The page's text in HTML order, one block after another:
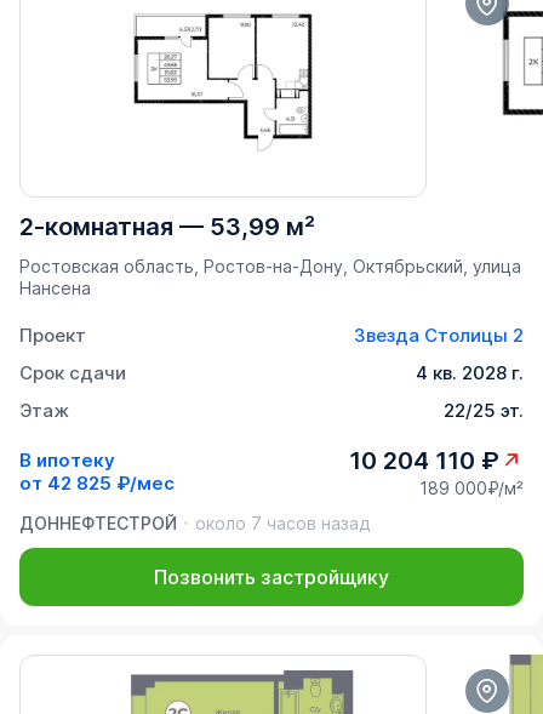
2-комнатная — 53,99 м²
Ростовская область, Ростов-на-Дону, Октябрьский, улица
Нансена
Проект
Звезда Столицы 2
Срок сдачи
4 кв. 2028 г.
Этаж
22/25 эт.
В ипотеку
от 42 825 ₽/мес
10 204 110 ₽
189 000₽/м²
ДОННЕФТЕСТРОЙ
около 7 часов назад
Позвонить застройщику